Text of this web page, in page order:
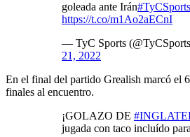
goleada ante Irán
https://t.co/m1Ao2aECnI
— TyC Sports
21, 2022
En el final del partido Grealish marcó el
finales al encuentro.
¡GOLAZO DE
jugada con taco incluído